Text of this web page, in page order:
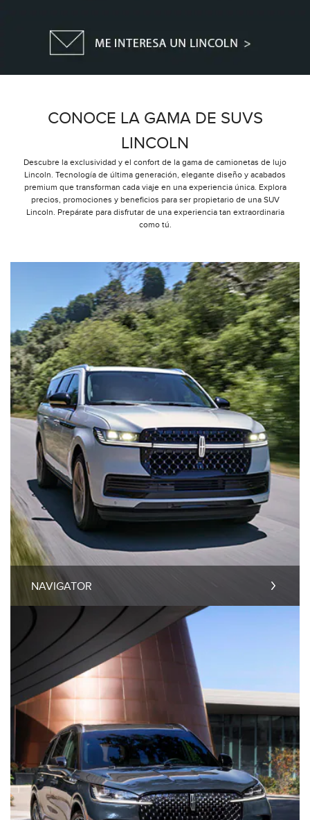
CONOCE LA GAMA DE SUVS
LINCOLN
Descubre la exclusividad y el confort de la gama de camionetas de lujo
Lincoln. Tecnología de última generación, elegante diseño y acabados
premium que transforman cada viaje en una experiencia única. Explora
precios, promociones y beneficios para ser propietario de una SUV
Lincoln. Prepárate para disfrutar de una experiencia tan extraordinaria
como tú.
NAVIGATOR